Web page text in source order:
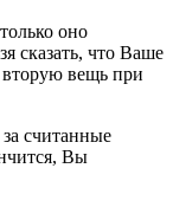
оно
сказать, что Ваше
вторую вещь при
считанные
Вы